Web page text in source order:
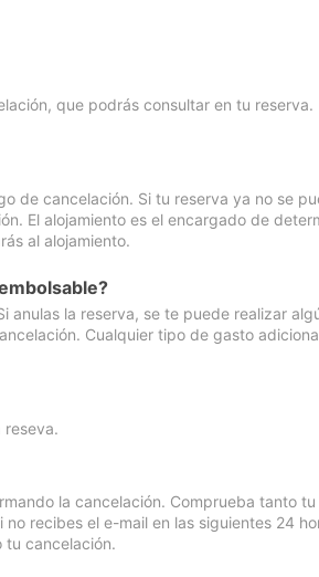
que podrás consultar en tu reserva.
de cancelación. Si tu reserva ya no se
El alojamiento es el encargado de
al alojamiento.
anulas la reserva, se te puede realizar
Cualquier tipo de gasto
reseva.
la cancelación. Comprueba tanto tu
recibes el e-mail en las siguientes 24
tu cancelación.